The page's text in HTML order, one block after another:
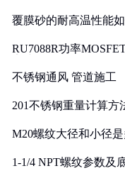
覆膜砂的耐高温性能
RU7088R功率
不锈钢通风 管道施工
201不锈钢重量计算方
M20螺纹大径和小径
1-1/4 NPT螺纹参数及